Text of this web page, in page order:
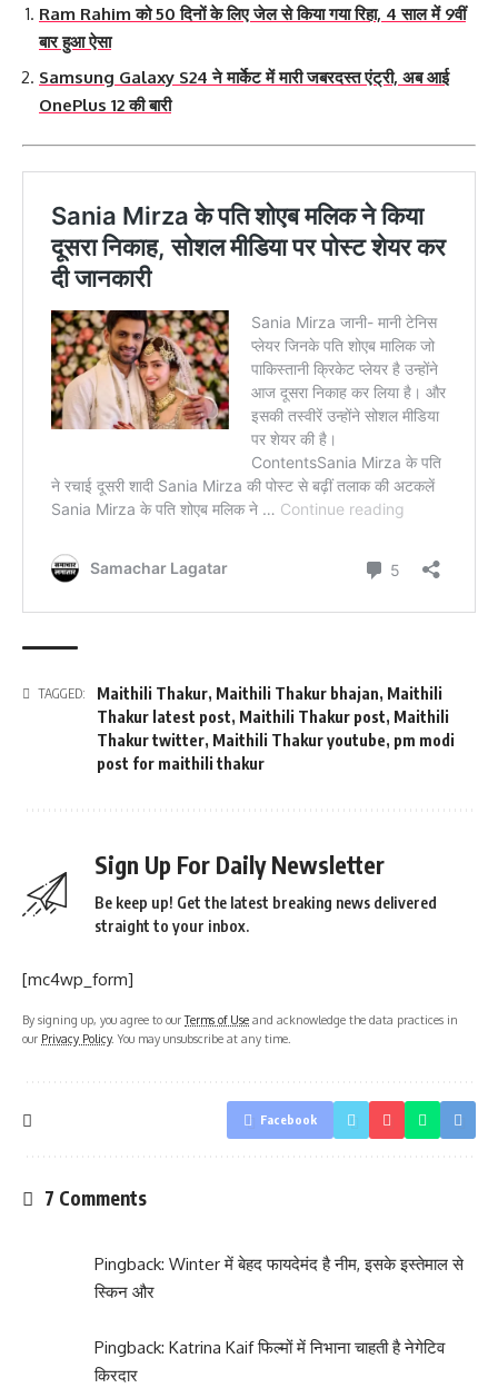
Ram Rahim को 50 दिनों के लिए जेल से किया गया रिहा, 4 साल में 9वीं
बार हुआ ऐसा
Samsung Galaxy S24 ने मार्केट में मारी जबरदस्त एंट्री, अब आई
OnePlus 12 की बारी
TAGGED: Maithili Thakur, Maithili Thakur bhajan, Maithili
Thakur latest post, Maithili Thakur post, Maithili
Thakur twitter, Maithili Thakur youtube, pm modi
post for maithili thakur
Sign Up For Daily Newsletter
Be keep up! Get the latest breaking news delivered
straight to your inbox.
[mc4wp_form]
By signing up, you agree to ourTerms of Use and acknowledge the data practices in
our Privacy Policy. You may unsubscribe at any time.
Facebook
7 Comments
Pingback: Winter में बेहद फायदेमंद है नीम, इसके इस्तेमाल से
स्किन और
Pingback: Katrina Kaif फिल्मों में निभाना चाहती है नेगेटिव
किरदार